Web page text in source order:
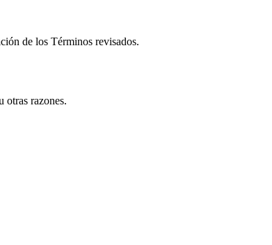
de los Términos revisados.
otras razones.